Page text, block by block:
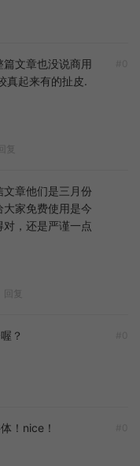
文章也没说商用
真起来有的扯皮.
回复
章他们是三月份
家免费使用是今
，还是严谨一点
回复
？
！nice！